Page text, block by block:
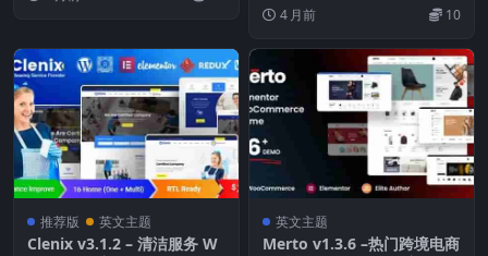
4 月前 10
推荐版 英文主题
Clenix v3.1.2 – 清洁服务 W
英文主题
Merto v1.3.6 –热门跨境电商